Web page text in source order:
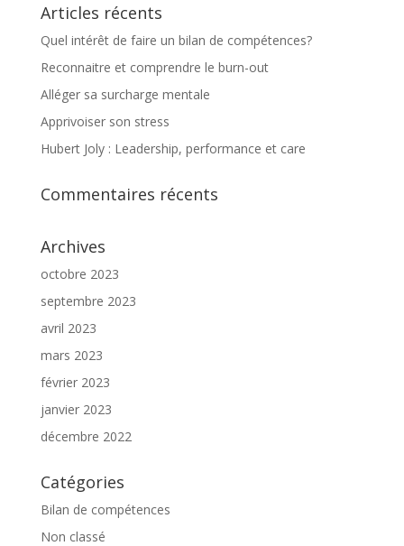
Articles récents
Quel intérêt de faire un bilan de compétences?
Reconnaitre et comprendre le burn-out
Alléger sa surcharge mentale
Apprivoiser son stress
Hubert Joly : Leadership, performance et care
Commentaires récents
Archives
octobre 2023
septembre 2023
avril 2023
mars 2023
février 2023
janvier 2023
décembre 2022
Catégories
Bilan de compétences
Non classé